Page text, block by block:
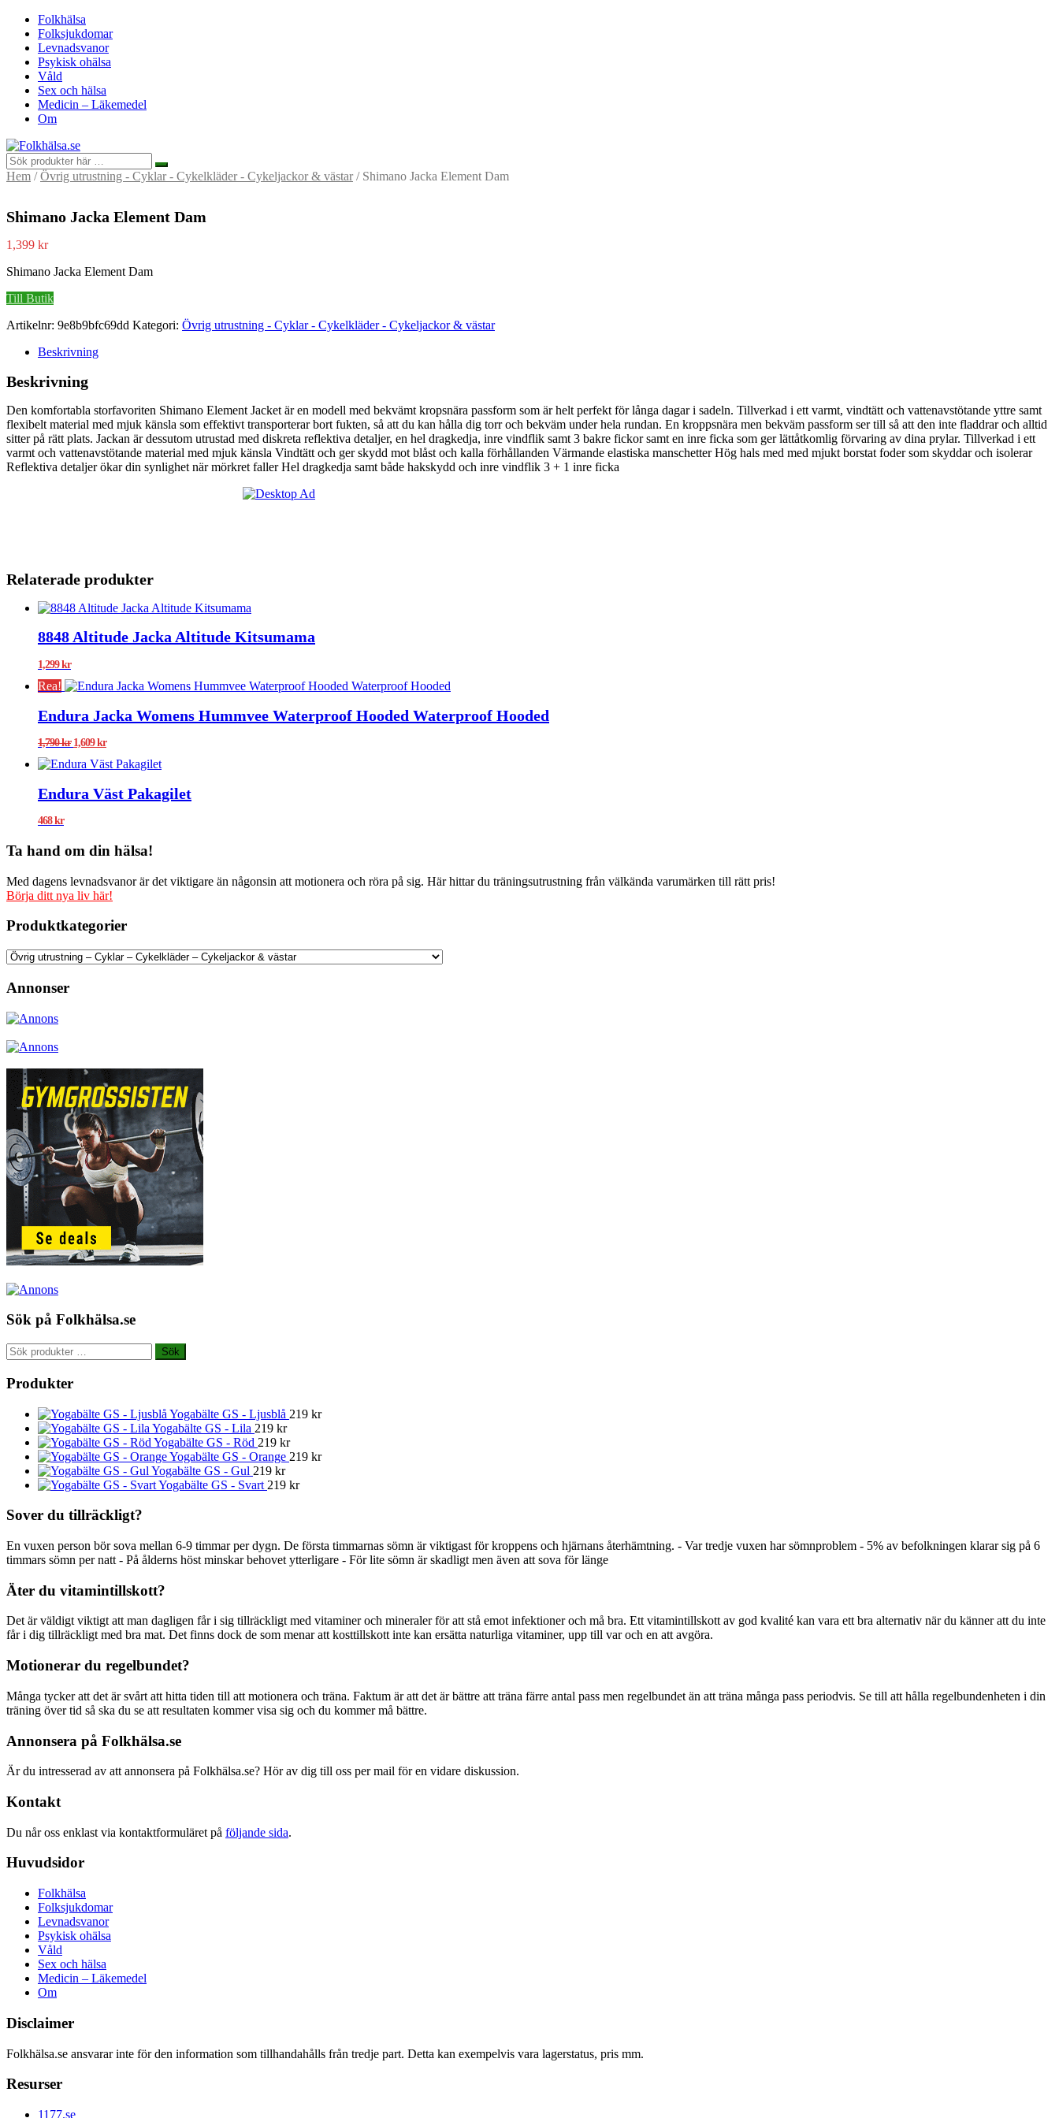
Folkhälsa
Folksjukdomar
Levnadsvanor
Psykisk ohälsa
Våld
Sex och hälsa
Medicin – Läkemedel
Om
Hem /Övrig utrustning - Cyklar - Cykelkläder - Cykeljackor & västar/ Shimano Jacka Element Dam
Shimano Jacka Element Dam
1,399 kr
Shimano Jacka Element Dam
Till Butik
Artikelnr: 9e8b9bfc69dd Kategori: Övrig utrustning - Cyklar - Cykelkläder - Cykeljackor & västar
Beskrivning
Beskrivning
Den komfortabla storfavoriten Shimano Element Jacket är en modell med bekvämt kropsnära passform som är helt perfekt för långa dagar i sadeln. Tillverkad i ett varmt, vindtätt och vattenavstötande yttre samt
flexibelt material med mjuk känsla som effektivt transporterar bort fukten, så att du kan hålla dig torr och bekväm under hela rundan. En kroppsnära men bekväm passform ser till så att den inte fladdrar och alltid
sitter på rätt plats. Jackan är dessutom utrustad med diskreta reflektiva detaljer, en hel dragkedja, inre vindflik samt 3 bakre fickor samt en inre ficka som ger lättåtkomlig förvaring av dina prylar. Tillverkad i ett
varmt och vattenavstötande material med mjuk känsla Vindtätt och ger skydd mot blåst och kalla förhållanden Värmande elastiska manschetter Hög hals med med mjukt borstat foder som skyddar och isolerar
Reflektiva detaljer ökar din synlighet när mörkret faller Hel dragkedja samt både hakskydd och inre vindflik 3 + 1 inre ficka
Relaterade produkter
8848 Altitude Jacka Altitude Kitsumama
1,299kr
Rea!
Endura Jacka Womens Hummvee Waterproof Hooded Waterproof Hooded
1,790kr Det
priset
1,790 kr.
1,609krDet
priset
1,609 kr.
Endura Väst Pakagilet
468kr
Ta hand om din hälsa!
Med dagens levnadsvanor är det viktigare än någonsin att motionera och röra på sig. Här hittar du träningsutrustning från välkända varumärken till rätt pris!
Börja ditt nya liv här!
Produktkategorier
Annonser
Sök på Folkhälsa.se
Sök
efter:
Sök
Produkter
Yogabälte GS - Ljusblå 219 kr
Yogabälte GS - Lila 219 kr
Yogabälte GS - Röd 219 kr
Yogabälte GS - Orange 219 kr
Yogabälte GS - Gul 219 kr
Yogabälte GS - Svart 219 kr
Sover du tillräckligt?
En vuxen person bör sova mellan 6-9 timmar per dygn. De första timmarnas sömn är viktigast för kroppens och hjärnans återhämtning. - Var tredje vuxen har sömnproblem - 5% av befolkningen klarar sig på 6
timmars sömn per natt - På ålderns höst minskar behovet ytterligare - För lite sömn är skadligt men även att sova för länge
Äter du vitamintillskott?
Det är väldigt viktigt att man dagligen får i sig tillräckligt med vitaminer och mineraler för att stå emot infektioner och må bra. Ett vitamintillskott av god kvalité kan vara ett bra alternativ när du känner att du inte
får i dig tillräckligt med bra mat. Det finns dock de som menar att kosttillskott inte kan ersätta naturliga vitaminer, upp till var och en att avgöra.
Motionerar du regelbundet?
Många tycker att det är svårt att hitta tiden till att motionera och träna. Faktum är att det är bättre att träna färre antal pass men regelbundet än att träna många pass periodvis. Se till att hålla regelbundenheten i din
träning över tid så ska du se att resultaten kommer visa sig och du kommer må bättre.
Annonsera på Folkhälsa.se
Är du intresserad av att annonsera på Folkhälsa.se? Hör av dig till oss per mail för en vidare diskussion.
Kontakt
Du når oss enklast via kontaktformuläret på följande sida.
Huvudsidor
Folkhälsa
Folksjukdomar
Levnadsvanor
Psykisk ohälsa
Våld
Sex och hälsa
Medicin – Läkemedel
Om
Disclaimer
Folkhälsa.se ansvarar inte för den information som tillhandahålls från tredje part. Detta kan exempelvis vara lagerstatus, pris mm.
Resurser
1177.se